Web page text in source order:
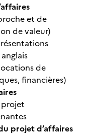
et de
de valeur)
de
financières)
projet d’affaires